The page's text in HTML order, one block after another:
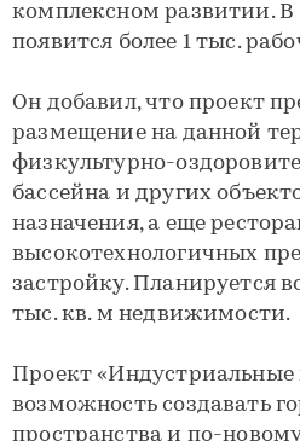
комплексном развитии.
появится более 1 тыс.
Он добавил, что проект
размещение на данной
физкультурно-
бассейна и других
назначения, а еще
высокотехнологичных
застройку. Планируется
тыс. кв. м недвижимости.
Проект «Индустриальные
возможность создавать
пространства и по-